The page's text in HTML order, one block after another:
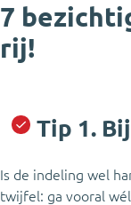
7
rij!
Tip 1.
Is de indeling wel
twijfel: ga vooral